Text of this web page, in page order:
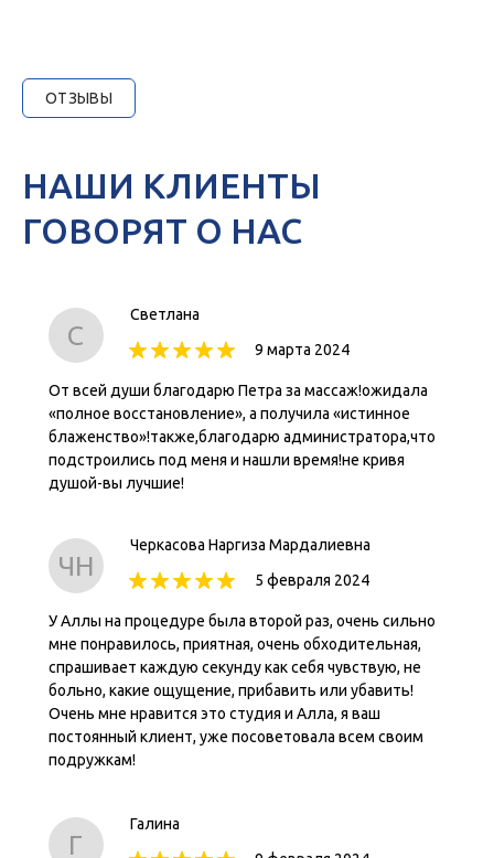
ОТЗЫВЫ
НАШИ КЛИЕНТЫ
ГОВОРЯТ О НАС
От всей души благодарю Петра за массаж!ожидала
«полное восстановление», а получила «истинное
блаженство»!также,благодарю администратора,что
подстроились под меня и нашли время!не кривя
душой-вы лучшие!
9 марта 2024
Светлана
С
Галина
Г
У Аллы на процедуре была второй раз, очень сильно
мне понравилось, приятная, очень обходительная,
спрашивает каждую секунду как себя чувствую, не
больно, какие ощущение, прибавить или убавить!
Очень мне нравится это студия и Алла, я ваш
постоянный клиент, уже посоветовала всем своим
подружкам!
5 февраля 2024
Черкасова Наргиза Мардалиевна
ЧН